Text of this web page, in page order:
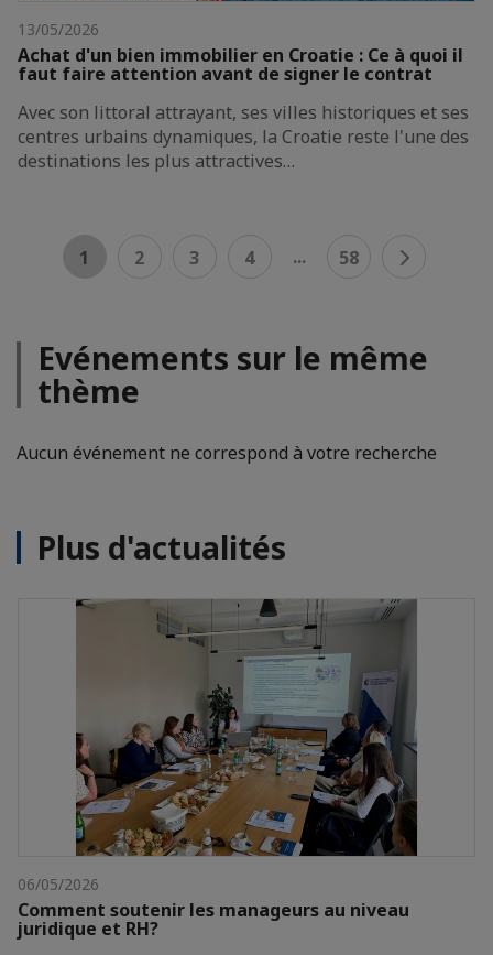
13/05/2026
Achat d'un bien immobilier en Croatie : Ce à quoi il
faut faire attention avant de signer le contrat
Avec son littoral attrayant, ses villes historiques et ses
centres urbains dynamiques, la Croatie reste l'une des
destinations les plus attractives…
1 2 3 4 ... 58
Evénements sur le même
thème
Aucun événement ne correspond à votre recherche
Plus d'actualités
06/05/2026
Comment soutenir les manageurs au niveau
juridique et RH?